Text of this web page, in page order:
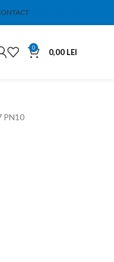
0765.663.761
0 0,00 LEI
PN10